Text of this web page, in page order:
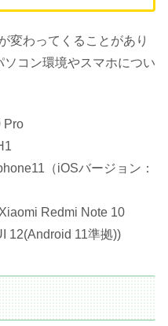
変わってくることがあり
コン環境やスマホについ
（iOSバージョン：
Redmi Note 10
12(Android 11準拠))